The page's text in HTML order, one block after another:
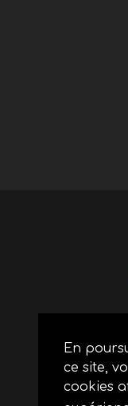
En
ce site,
cookies